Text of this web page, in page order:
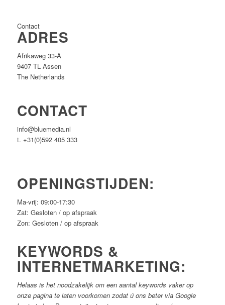
Contact
ADRES
Afrikaweg 33-A
9407 TL Assen
The Netherlands
CONTACT
info@bluemedia.nl
t. +31(0)592 405 333
OPENINGSTIJDEN:
Ma-vrij: 09:00-17:30
Zat: Gesloten / op afspraak
Zon: Gesloten / op afspraak
KEYWORDS &
INTERNETMARKETING:
Helaas is het noodzakelijk om een aantal keywords vaker op
onze pagina te laten voorkomen zodat ú ons beter via Google